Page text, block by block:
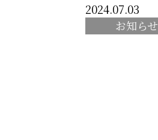
2024.07.03
お知らせ